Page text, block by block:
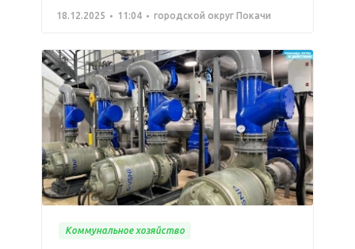
18.12.2025 11:04 городской округ Покачи
Коммунальное хозяйство